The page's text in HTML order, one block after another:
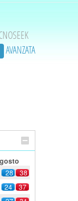
AVANZATA
28
38
24
37